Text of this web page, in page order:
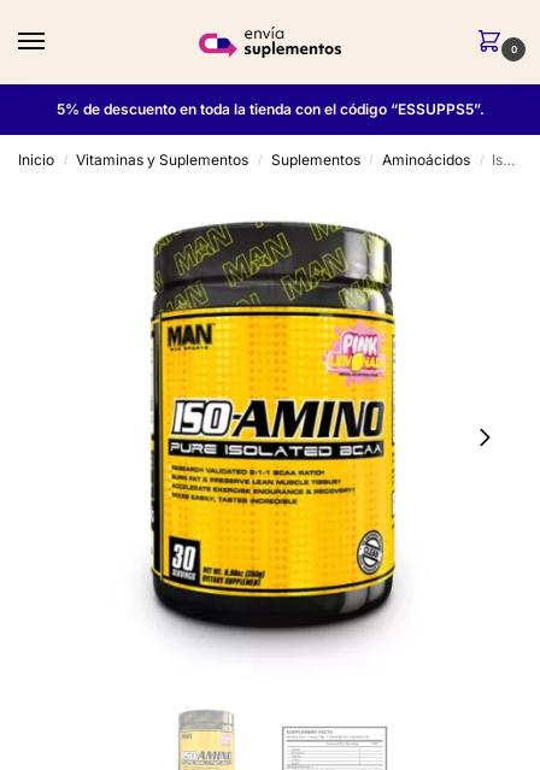
0
5% de descuento en toda la tienda con el código “ESSUPPS5”.
Inicio / Vitaminas y Suplementos / Suplementos / Aminoácidos / Iso Amino 30 Serv – Man Sports